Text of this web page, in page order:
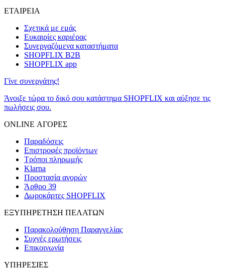
ΕΤΑΙΡΕΙΑ
Σχετικά με εμάς
Ευκαιρίες καριέρας
Συνεργαζόμενα καταστήματα
SHOPFLIX B2B
SHOPFLIX app
Γίνε συνεργάτης!
Άνοιξε τώρα το δικό σου κατάστημα SHOPFLIX και αύξησε τις
πωλήσεις σου.
ONLINE ΑΓΟΡΕΣ
Παραδόσεις
Επιστροφές προϊόντων
Τρόποι πληρωμής
Klarna
Προστασία αγορών
Άρθρο 39
Δωροκάρτες SHOPFLIX
ΕΞΥΠΗΡΕΤΗΣΗ ΠΕΛΑΤΩΝ
Παρακολούθηση Παραγγελίας
Συχνές ερωτήσεις
Επικοινωνία
ΥΠΗΡΕΣΙΕΣ